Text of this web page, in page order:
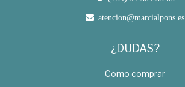
atencion@marcialpons.es
¿DUDAS?
Como comprar